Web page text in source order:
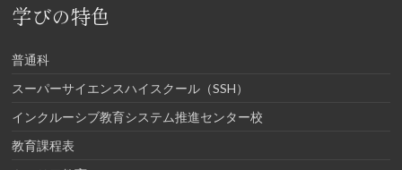
学びの特色
普通科
スーパーサイエンスハイスクール（SSH）
インクルーシブ教育システム推進センター校
教育課程表